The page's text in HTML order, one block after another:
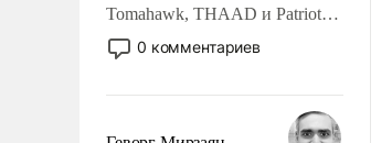
Tomahawk, THAAD и Patriot
США потребуется более трех
лет. Даже небольшая война с
Сложившаяся ситуация
0 комментариев